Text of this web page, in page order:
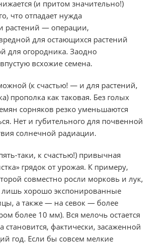
(и притом значительно!)
что отпадает нужда
растений — операции,
для остающихся растений
для огородника. Заодно
всхожие семена.
(к счастью! — и для растений,
прополка как таковая. Без голых
сорняков резко уменьшаются
Нет и губительного для почвенной
солнечной радиации.
таки, к счастью!) привычная
грядок от урожая. К примеру,
совместно росли морковь и лук,
хорошо экспонированные
а также — на севок — более
более 10 мм). Вся мелочь остается
становится, фактически, засаженной
год. Если бы совсем мелкие